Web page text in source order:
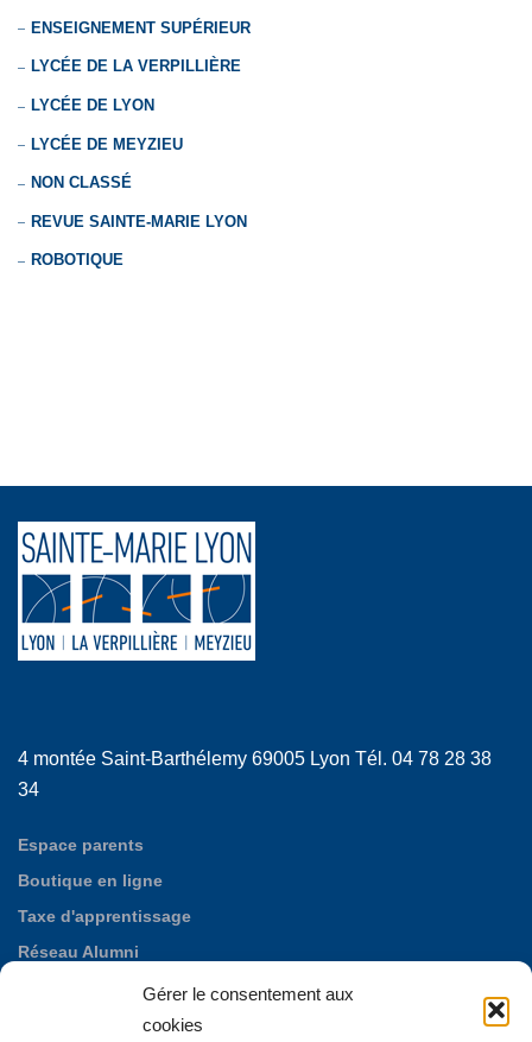
Gérer le consentement aux
cookies
ENSEIGNEMENT SUPÉRIEUR
LYCÉE DE LA VERPILLIÈRE
LYCÉE DE LYON
LYCÉE DE MEYZIEU
NON CLASSÉ
REVUE SAINTE-MARIE LYON
ROBOTIQUE
4 montée Saint-Barthélemy 69005 Lyon Tél. 04 78 28 38
34
Espace parents
Boutique en ligne
Taxe d'apprentissage
Réseau Alumni
Nos offres d'emploi
Fondation des Maristes de Puylata